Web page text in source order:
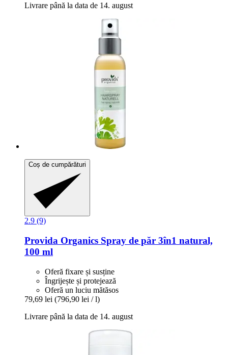
Livrare până la data de 14. august
Coș de cumpărături
2.9 (9)
Provida Organics Spray de păr 3în1 natural,
100 ml
Oferă fixare și susține
Îngrijește și protejează
Oferă un luciu mătăsos
79,69 lei (796,90 lei / l)
Livrare până la data de 14. august